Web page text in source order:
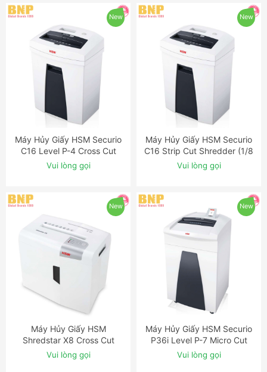
New
ĐẶT NGAY
Máy Hủy Giấy HSM Securio
C16 Level P-4 Cross Cut
Shredder
Vui lòng gọi
New
ĐẶT NGAY
Máy Hủy Giấy HSM Securio
C16 Strip Cut Shredder (1/8
inch)
Vui lòng gọi
New
ĐẶT NGAY
Máy Hủy Giấy HSM
Shredstar X8 Cross Cut
Shredder
Vui lòng gọi
New
ĐẶT NGAY
Máy Hủy Giấy HSM Securio
P36i Level P-7 Micro Cut
Shredder with OMDD Slot
Vui lòng gọi